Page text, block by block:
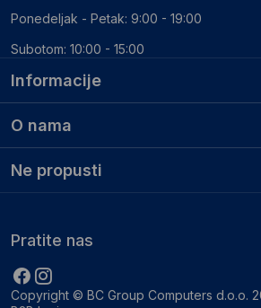
Informacije
O nama
Ne propusti
Ponedeljak - Petak: 9:00 - 19:00
Subotom: 10:00 - 15:00
Copyright © BC Group Computers d.o.o.
Pratite nas